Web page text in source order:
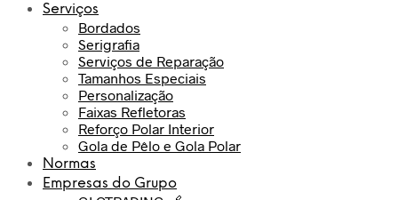
Serviços
Bordados
Serigrafia
Serviços de Reparação
Tamanhos Especiais
Personalização
Faixas Refletoras
Reforço Polar Interior
Gola de Pêlo e Gola Polar
Normas
Empresas do Grupo